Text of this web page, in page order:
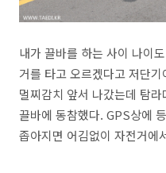
내가 끌바를 하는 사이 나이
거를 타고 오르겠다고 저단기
멀찌감치 앞서 나갔는데 탐
끌바에 동참했다. GPS상에
좁아지면 어김없이 자전거에